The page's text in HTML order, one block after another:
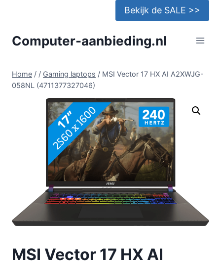
Bekijk de SALE >>
Computer-aanbieding.nl
Home / / Gaming laptops / MSI Vector 17 HX AI A2XWJG-
058NL (4711377327046)
MSI Vector 17 HX AI